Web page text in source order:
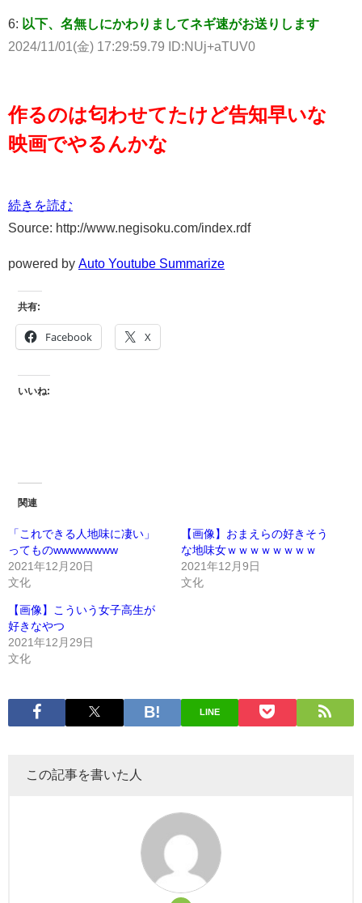
6: 以下、名無しにかわりましてネギ速がお送りします
2024/11/01(金) 17:29:59.79 ID:NUj+aTUV0
作るのは匂わせてたけど告知早いな
映画でやるんかな
続きを読む
Source: http://www.negisoku.com/index.rdf
powered by Auto Youtube Summarize
共有:
Facebook X
いいね:
関連
「これできる人地味に凄い」
ってものwwwwwwww
2021年12月20日
文化
【画像】おまえらの好きそう
な地味女ｗｗｗｗｗｗｗｗ
2021年12月9日
文化
【画像】こういう女子高生が
好きなやつ
2021年12月29日
文化
LINE
この記事を書いた人